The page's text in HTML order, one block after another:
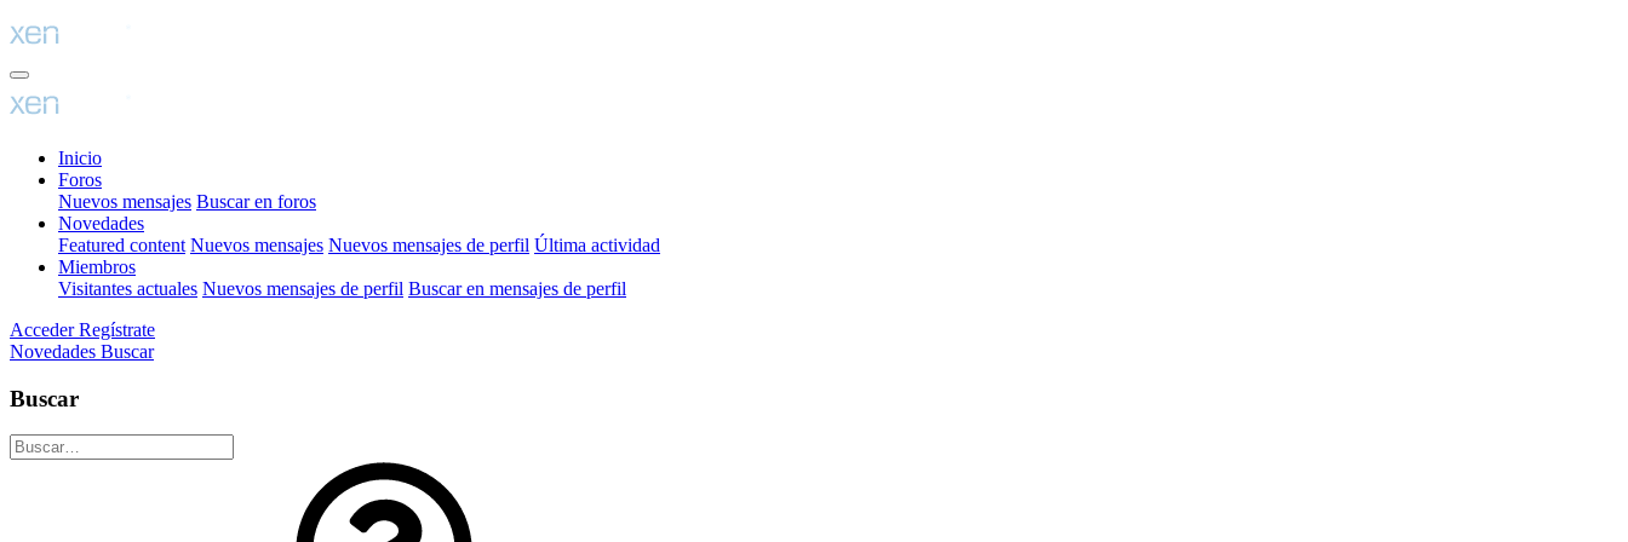
Inicio
Foros
Nuevos mensajes Buscar en foros
Novedades
Featured content Nuevos mensajes Nuevos mensajes de perfil Última actividad
Miembros
Visitantes actuales Nuevos mensajes de perfil Buscar en mensajes de perfil
Acceder Regístrate
Novedades Buscar
Buscar